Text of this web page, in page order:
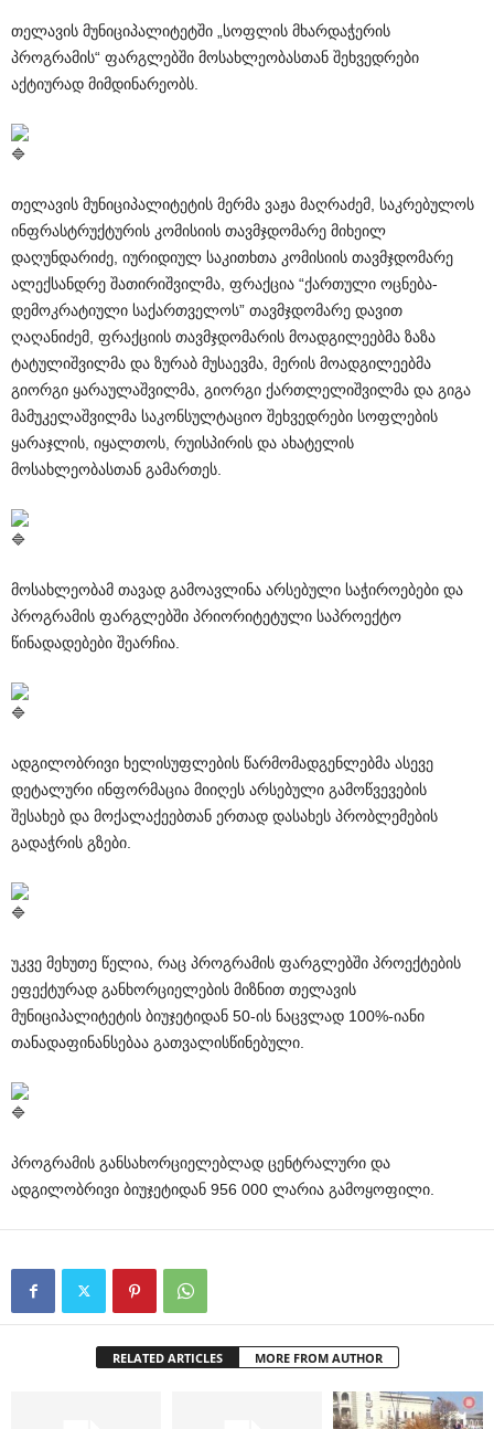
თელავის მუნიციპალიტეტში „სოფლის მხარდაჭერის
პროგრამის“ ფარგლებში მოსახლეობასთან შეხვედრები
აქტიურად მიმდინარეობს.
️თელავის მუნიციპალიტეტის მერმა ვაჟა მაღრაძემ, საკრებულოს
ინფრასტრუქტურის კომისიის თავმჯდომარე მიხეილ
დაღუნდარიძე, იურიდიულ საკითხთა კომისიის თავმჯდომარე
ალექსანდრე შათირიშვილმა, ფრაქცია “ქართული ოცნება-
დემოკრატიული საქართველოს” თავმჯდომარე დავით
ღაღანიძემ, ფრაქციის თავმჯდომარის მოადგილეებმა ზაზა
ტატულიშვილმა და ზურაბ მუსაევმა, მერის მოადგილეებმა
გიორგი ყარაულაშვილმა, გიორგი ქართლელიშვილმა და გიგა
მამუკელაშვილმა საკონსულტაციო შეხვედრები სოფლების
ყარაჯლის, იყალთოს, რუისპირის და ახატელის
მოსახლეობასთან გამართეს.
️მოსახლეობამ თავად გამოავლინა არსებული საჭიროებები და
პროგრამის ფარგლებში პრიორიტეტული საპროექტო
წინადადებები შეარჩია.
️ადგილობრივი ხელისუფლების წარმომადგენლებმა ასევე
დეტალური ინფორმაცია მიიღეს არსებული გამოწვევების
შესახებ და მოქალაქეებთან ერთად დასახეს პრობლემების
გადაჭრის გზები.
️უკვე მეხუთე წელია, რაც პროგრამის ფარგლებში პროექტების
ეფექტურად განხორციელების მიზნით თელავის
მუნიციპალიტეტის ბიუჯეტიდან 50-ის ნაცვლად 100%-იანი
თანადაფინანსებაა გათვალისწინებული.
პროგრამის განსახორციელებლად ცენტრალური და
ადგილობრივი ბიუჯეტიდან 956 000 ლარია გამოყოფილი.
RELATED ARTICLES MORE FROM AUTHOR